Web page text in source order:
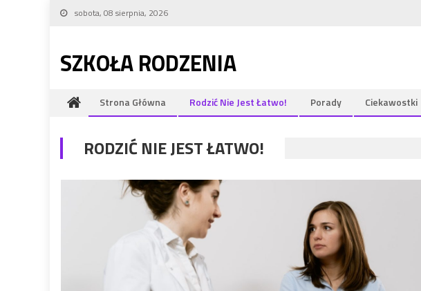
Skip to content
sobota, 08 sierpnia, 2026
SZKOŁA RODZENIA
Strona Główna Rodzić Nie Jest Łatwo! Porady Ciekawostki
RODZIĆ NIE JEST ŁATWO!